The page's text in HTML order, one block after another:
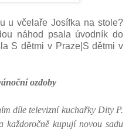
u včelaře Josífka na stole?
náhod psala úvodník do
S dětmi v Praze|S dětmi v
ozdoby
díle televizní kuchařky Dity P.
kupují novou sadu